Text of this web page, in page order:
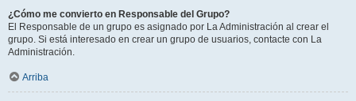
¿Cómo me convierto en Responsable del Grupo?
El Responsable de un grupo es asignado por La Administración al crear el
grupo. Si está interesado en crear un grupo de usuarios, contacte con La
Administración.
Arriba